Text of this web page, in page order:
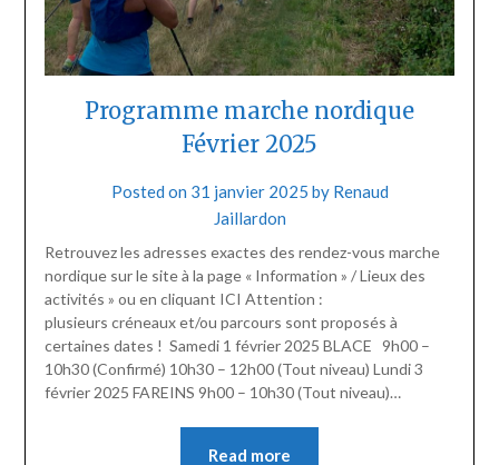
Programme marche nordique
Février 2025
Posted on 31 janvier 2025 by Renaud
Jaillardon
Retrouvez les adresses exactes des rendez-vous marche
nordique sur le site à la page « Information » / Lieux des
activités » ou en cliquant ICI Attention :
plusieurs créneaux et/ou parcours sont proposés à
certaines dates ! Samedi 1 février 2025 BLACE 9h00 –
10h30 (Confirmé) 10h30 – 12h00 (Tout niveau) Lundi 3
février 2025 FAREINS 9h00 – 10h30 (Tout niveau)…
Read more